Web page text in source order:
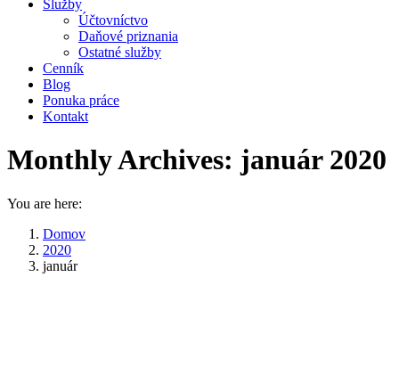
Služby
Účtovníctvo
Daňové priznania
Ostatné služby
Cenník
Blog
Ponuka práce
Kontakt
Monthly Archives: január 2020
You are here:
Domov
2020
január